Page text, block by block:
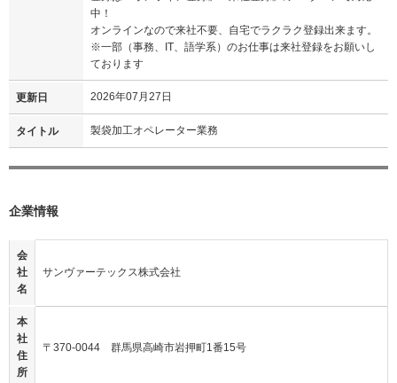
中！
オンラインなので来社不要、自宅でラクラク登録出来ます。
※一部（事務、IT、語学系）のお仕事は来社登録をお願いし
ております
更新日 2026年07月27日
タイトル 製袋加工オペレーター業務
企業情報
会
社
名
サンヴァーテックス株式会社
本
社
住
所
〒370-0044 群馬県高崎市岩押町1番15号